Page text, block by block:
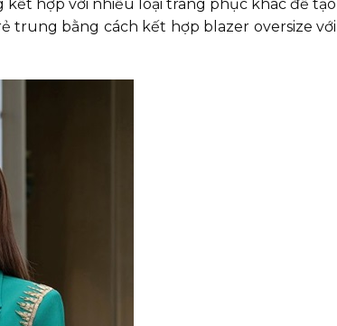
kết hợp với nhiều loại trang phục khác để tạo
trung bằng cách kết hợp blazer oversize với